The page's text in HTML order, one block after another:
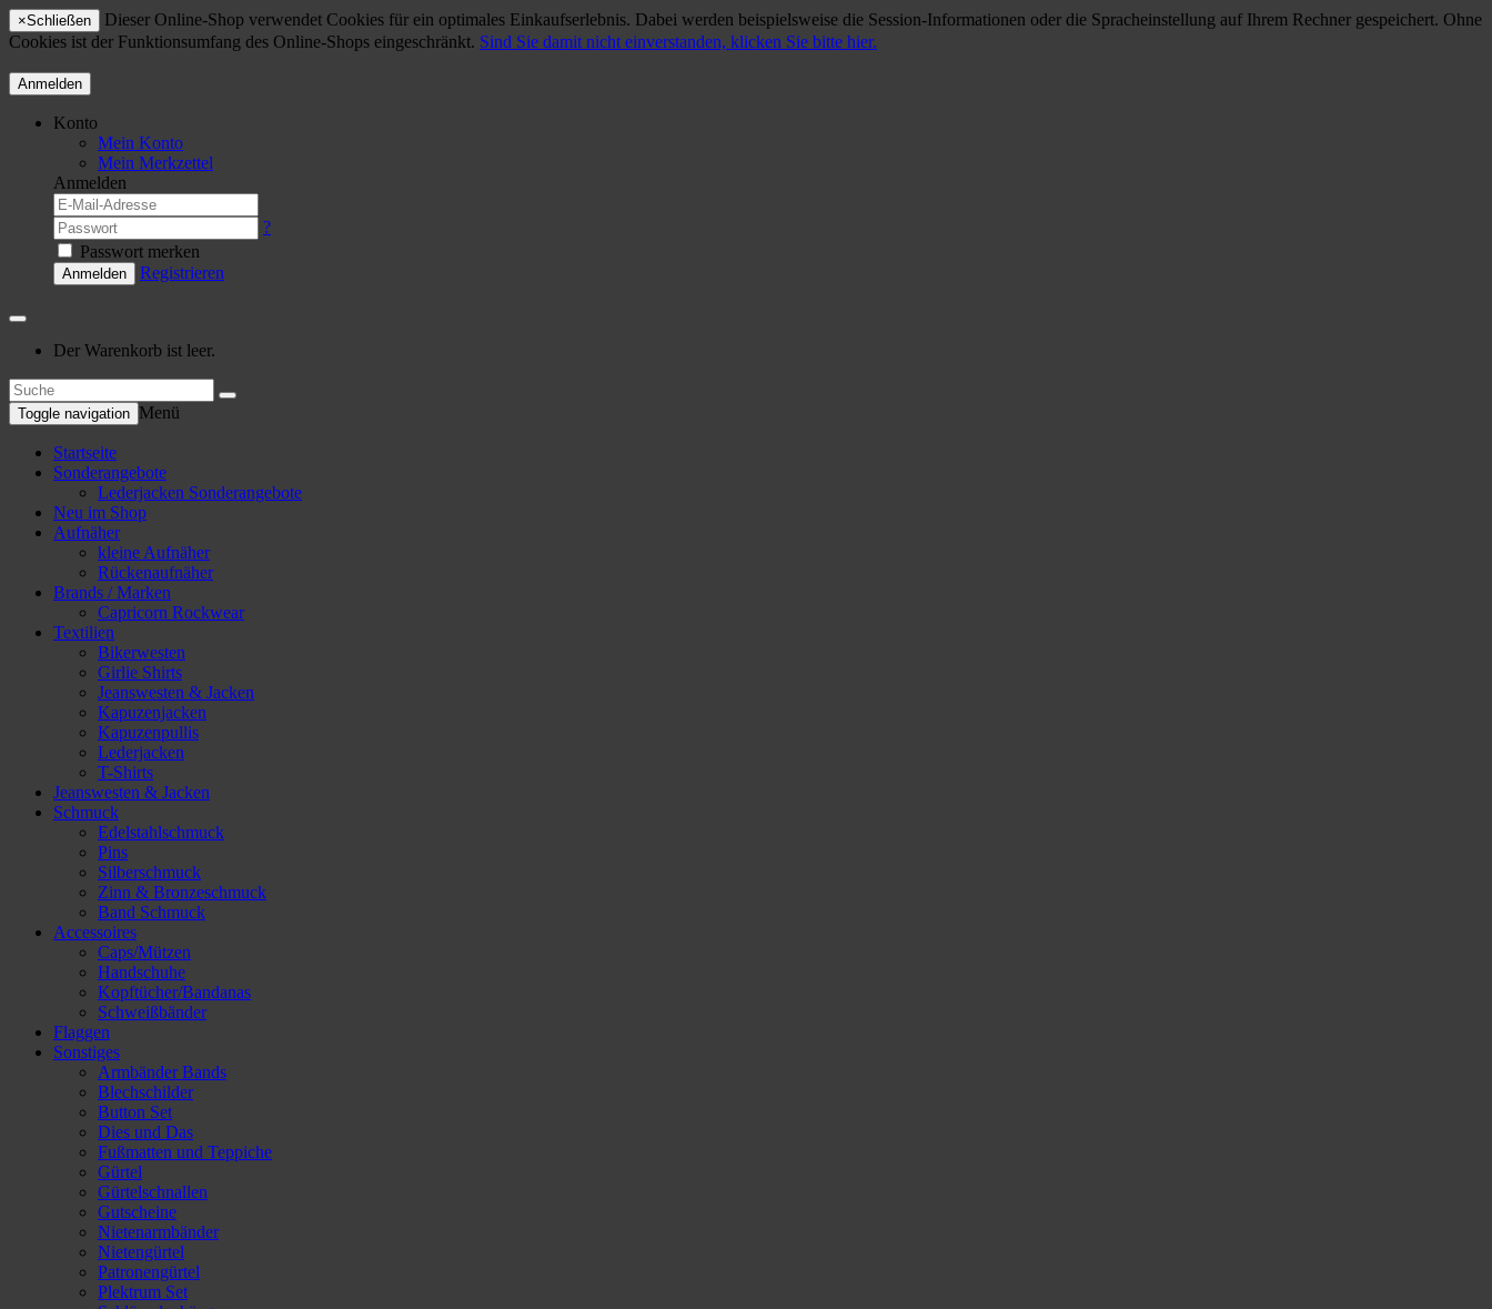
×Schließen
Dieser Online-Shop verwendet Cookies für ein optimales Einkaufserlebnis. Dabei werden beispielsweise die Session-Informationen oder die Spracheinstellung auf Ihrem Rechner gespeichert. Ohne
Cookies ist der Funktionsumfang des Online-Shops eingeschränkt. Sind Sie damit nicht einverstanden, klicken Sie bitte hier.
Anmelden
Konto
Mein Konto
Mein Merkzettel
Anmelden
?
Passwort merken
Anmelden Registrieren
Der Warenkorb ist leer.
Toggle navigation Menü
Startseite
Sonderangebote
Lederjacken Sonderangebote
Neu im Shop
Aufnäher
kleine Aufnäher
Rückenaufnäher
Brands / Marken
Capricorn Rockwear
Textilien
Bikerwesten
Girlie Shirts
Jeanswesten & Jacken
Kapuzenjacken
Kapuzenpullis
Lederjacken
T-Shirts
Jeanswesten & Jacken
Schmuck
Edelstahlschmuck
Pins
Silberschmuck
Zinn & Bronzeschmuck
Band Schmuck
Accessoires
Caps/Mützen
Handschuhe
Kopftücher/Bandanas
Schweißbänder
Flaggen
Sonstiges
Armbänder Bands
Blechschilder
Button Set
Dies und Das
Fußmatten und Teppiche
Gürtel
Gürtelschnallen
Gutscheine
Nietenarmbänder
Nietengürtel
Patronengürtel
Plektrum Set